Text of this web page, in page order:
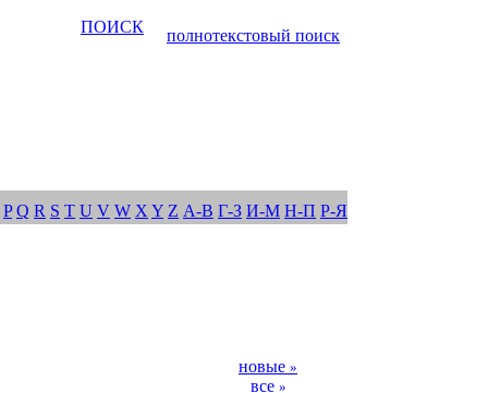
ПОИСК полнотекстовый поиск
P Q R S T U V W X Y Z А-В Г-З И-М Н-П Р-Я
новые »
все »